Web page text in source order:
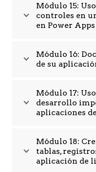
Módulo 15:
controles en
en Power Apps
Módulo 16:
de su
Módulo 17:
desarrollo
aplicaciones
Módulo 18:
tablas,
aplicación de